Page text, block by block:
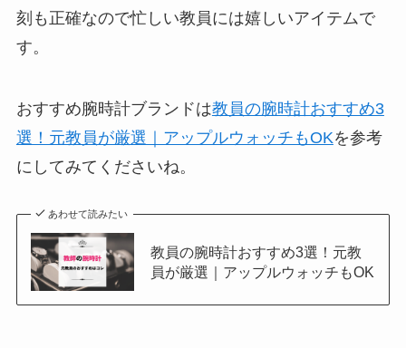
刻も正確なので忙しい教員には嬉しいアイテムで
す。
おすすめ腕時計ブランドは教員の腕時計おすすめ3
選！元教員が厳選｜アップルウォッチもOKを参考
にしてみてくださいね。
あわせて読みたい
教員の腕時計おすすめ3選！元教
員が厳選｜アップルウォッチもOK